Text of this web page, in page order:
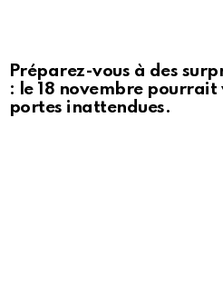
Préparez-vous à des
: le 18 novembre pourrait
portes inattendues.